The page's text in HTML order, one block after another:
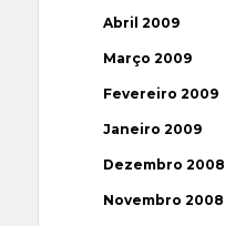
Abril 2009
Março 2009
Fevereiro 2009
Janeiro 2009
Dezembro 2008
Novembro 2008